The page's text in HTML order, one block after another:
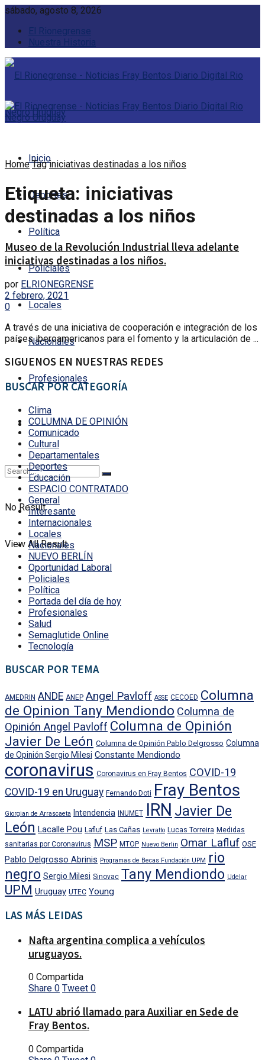
sábado, agosto 8, 2026
El Rionegrense
Nuestra Historia
Inicio
Deportes
Política
Policiales
Locales
Nacionales
Profesionales
No Result
View All Result
Home Tag iniciativas destinadas a los niños
Etiqueta: iniciativas
destinadas a los niños
Museo de la Revolución Industrial lleva adelante
iniciativas destinadas a los niños.
por ELRIONEGRENSE
2 febrero, 2021
0
A través de una iniciativa de cooperación e integración de los
países iberoamericanos para el fomento y la articulación de ...
SIGUENOS EN NUESTRAS REDES
BUSCAR POR CATEGORÍA
Clima
COLUMNA DE OPINIÓN
Comunicado
Cultural
Departamentales
Deportes
Educación
ESPACIO CONTRATADO
General
Interesante
Internacionales
Locales
Nacionales
NUEVO BERLÍN
Oportunidad Laboral
Policiales
Política
Portada del día de hoy
Profesionales
Salud
Semaglutide Online
Tecnología
BUSCAR POR TEMA
AMEDRIN ANDE ANEP Angel Pavloff ASSE CECOED Columna
de Opinion Tany Mendiondo Columna de
Opinión Angel Pavloff Columna de Opinión
Javier De León Columna de Opinión Pablo Delgrosso Columna
de Opinión Sergio Milesi Constante Mendiondo
coronavirus Coronavirus en Fray Bentos COVID-19
COVID-19 en Uruguay Fernando Doti Fray Bentos
Giorgian de Arrascaeta Intendencia INUMET IRN Javier De
León Lacalle Pou Lafluf Las Cañas Levratto Lucas Torreira Medidas
sanitarias por Coronavirus MSP MTOP Nuevo Berlin Omar Lafluf OSE
Pablo Delgrosso Abrinis Programas de Becas Fundación UPM
rio
negro Sergio Milesi Sinovac Tany Mendiondo Udelar
UPM Uruguay UTEC Young
LAS MÁS LEIDAS
Nafta argentina complica a vehículos
uruguayos.
0 Compartida
Share 0 Tweet 0
LATU abrió llamado para Auxiliar en Sede de
Fray Bentos.
0 Compartida